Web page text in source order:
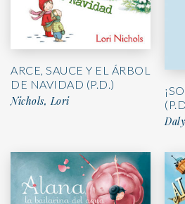
ARCE, SAUCE Y EL ÁRBOL
DE NAVIDAD (P.D.)
Nichols, Lori